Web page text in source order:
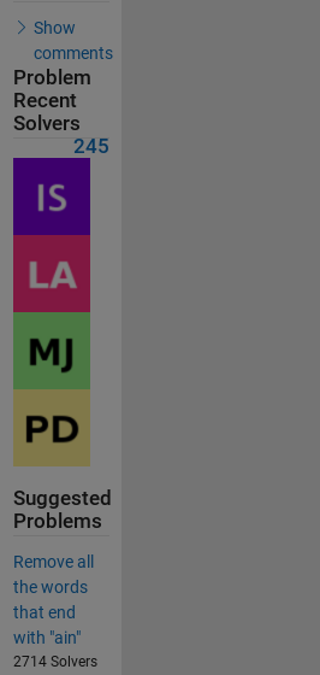
Show
comments
Problem
Recent
Solvers
245
Suggested
Problems
Remove all
the words
that end
with "ain"
2714 Solvers